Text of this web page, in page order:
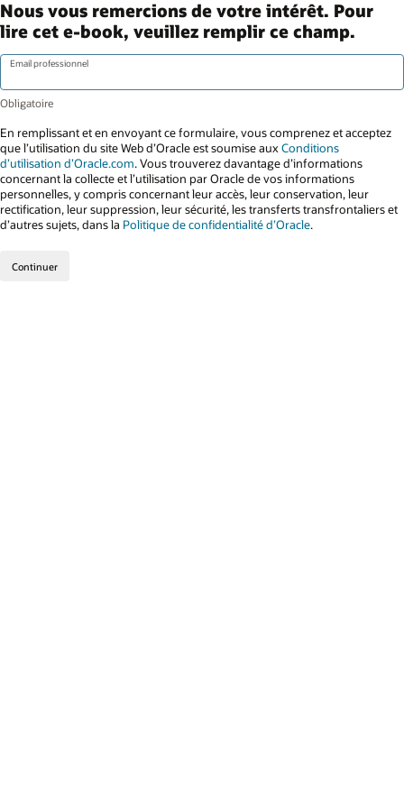
Nous vous remercions de votre intérêt. Pour
lire cet e-book, veuillez remplir ce champ.
Email professionnel
En remplissant et en envoyant ce formulaire, vous comprenez et acceptez
que l’utilisation du site Web d’Oracle est soumise auxConditions
d’utilisation d’Oracle.com. Vous trouverez davantage d’informations
concernant la collecte et l’utilisation par Oracle de vos informations
personnelles, y compris concernant leur accès, leur conservation, leur
rectification, leur suppression, leur sécurité, les transferts transfrontaliers et
d’autres sujets, dans la Politique de confidentialité d’Oracle.
Continuer